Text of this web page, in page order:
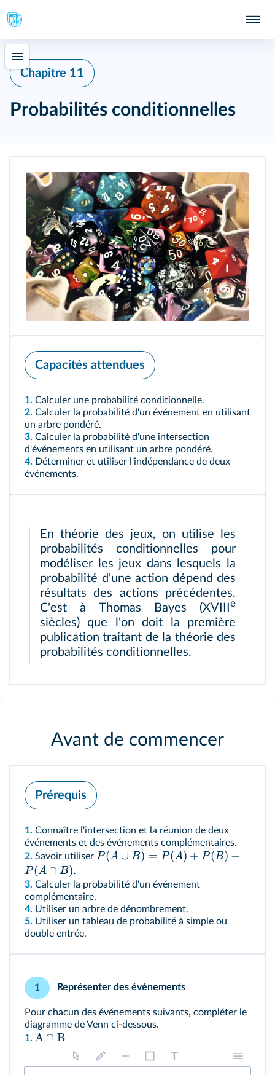
Chapitre 11
Probabilités conditionnelles
Capacités attendues
1. Calculer une probabilité conditionnelle.
2. Calculer la probabilité d'un événement en utilisant
un arbre pondéré.
3. Calculer la probabilité d'une intersection
d'événements en utilisant un arbre pondéré.
4. Déterminer et utiliser l'indépendance de deux
événements.
En théorie des jeux, on utilise les
probabilités conditionnelles pour
modéliser les jeux dans lesquels la
probabilité d'une action dépend des
résultats des actions précédentes.
C'est à Thomas Bayes (XVIII
e
siècles) que l'on doit la première
publication traitant de la théorie des
probabilités conditionnelles.
Avant de commencer
Prérequis
1. Connaître l'intersection et la réunion de deux
événements et des événements complémentaires.
2. Savoir utiliser P(A ∪ B) = P(A) + P(B) −
P(A ∩ B).
3. Calculer la probabilité d'un événement
complémentaire.
4. Utiliser un arbre de dénombrement.
5. Utiliser un tableau de probabilité à simple ou
double entrée.
1 Représenter des événements
Pour chacun des événements suivants, compléter le
diagramme de Venn ci-dessous.
1. A ∩ B